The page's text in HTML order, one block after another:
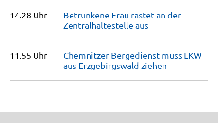
14.28 Uhr
Betrunkene Frau rastet an der
Zentralhaltestelle aus
11.55 Uhr
Chemnitzer Bergedienst muss LKW
aus Erzgebirgswald ziehen